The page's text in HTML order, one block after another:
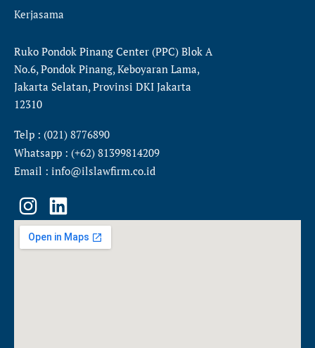
Kerjasama
Ruko Pondok Pinang Center (PPC) Blok A
No.6, Pondok Pinang, Keboyaran Lama,
Jakarta Selatan, Provinsi DKI Jakarta
12310
Telp : (021) 8776890
Whatsapp : (+62) 81399814209
Email : info@ilslawfirm.co.id
I
n
s
L
i
n